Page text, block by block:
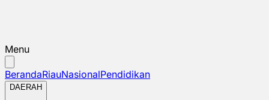
Menu
BerandaRiauNasionalPendidikan
DAERAH